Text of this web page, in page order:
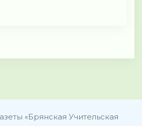
«Брянская Учительская